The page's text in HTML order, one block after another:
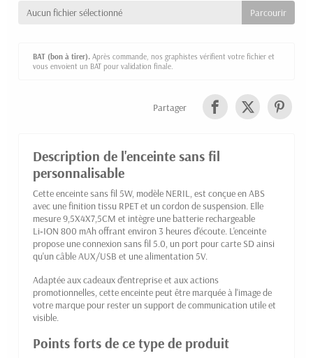
Aucun fichier sélectionné
BAT (bon à tirer). Après commande, nos graphistes vérifient votre fichier et
vous envoient un BAT pour validation finale.
Partager
Description de l'enceinte sans fil
personnalisable
Cette enceinte sans fil 5W, modèle NERIL, est conçue en ABS
avec une finition tissu RPET et un cordon de suspension. Elle
mesure 9,5X4X7,5CM et intègre une batterie rechargeable
Li‑ION 800 mAh offrant environ 3 heures d'écoute. L'enceinte
propose une connexion sans fil 5.0, un port pour carte SD ainsi
qu'un câble AUX/USB et une alimentation 5V.
Adaptée aux cadeaux d'entreprise et aux actions
promotionnelles, cette enceinte peut être marquée à l'image de
votre marque pour rester un support de communication utile et
visible.
Points forts de ce type de produit